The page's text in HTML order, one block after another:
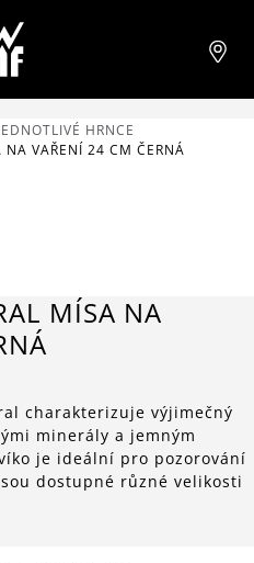
HRNCE
VAŘENÍ 24 CM ČERNÁ
MÍSA NA
charakterizuje výjimečný
minerály a jemným
je ideální pro pozorování
dostupné různé velikosti